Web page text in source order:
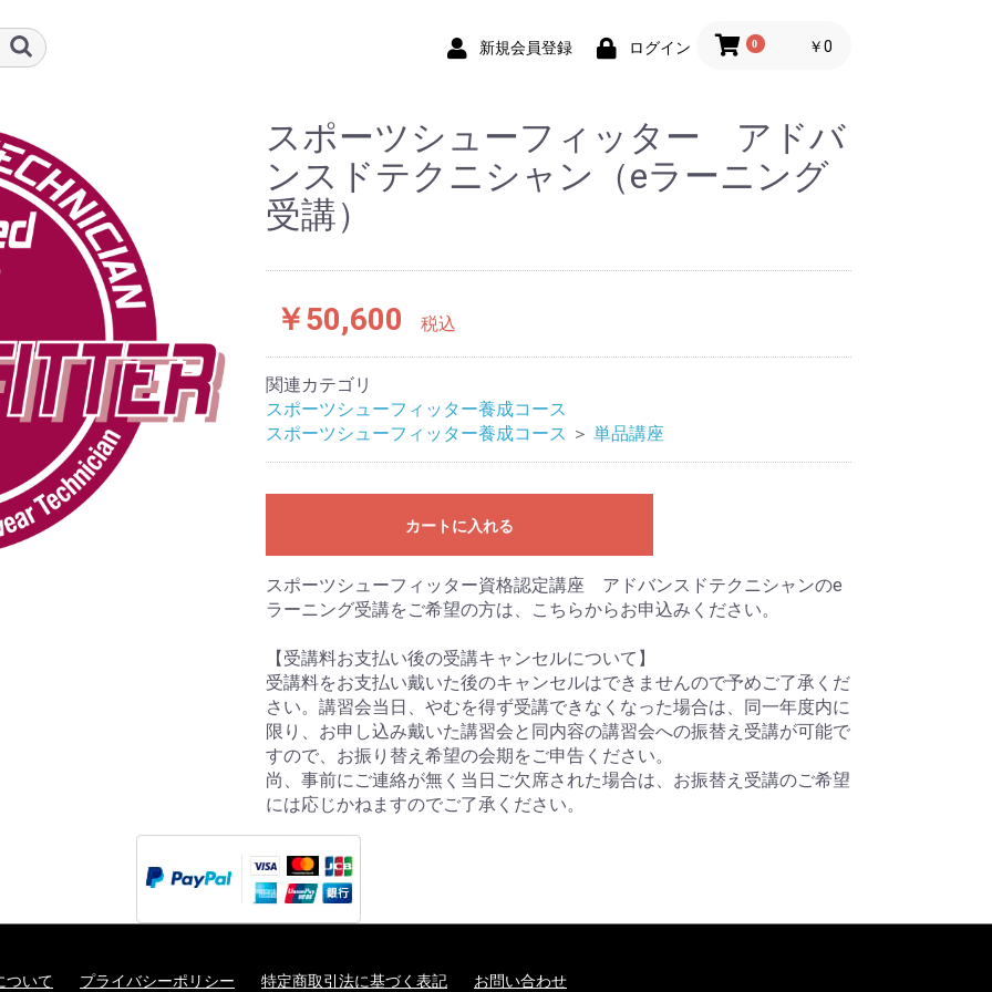
新規会員登録 ログイン 0 ￥0
スポーツシューフィッター アドバ
ンスドテクニシャン（eラーニング
受講）
￥50,600 税込
関連カテゴリ
スポーツシューフィッター養成コース
スポーツシューフィッター養成コース ＞ 単品講座
カートに入れる
スポーツシューフィッター資格認定講座 アドバンスドテクニシャンのe
ラーニング受講をご希望の方は、こちらからお申込みください。
【受講料お支払い後の受講キャンセルについて】
受講料をお支払い戴いた後のキャンセルはできませんので予めご了承くだ
さい。講習会当日、やむを得ず受講できなくなった場合は、同一年度内に
限り、お申し込み戴いた講習会と同内容の講習会への振替え受講が可能で
すので、お振り替え希望の会期をご申告ください。
尚、事前にご連絡が無く当日ご欠席された場合は、お振替え受講のご希望
には応じかねますのでご了承ください。
ついて プライバシーポリシー 特定商取引法に基づく表記 お問い合わせ